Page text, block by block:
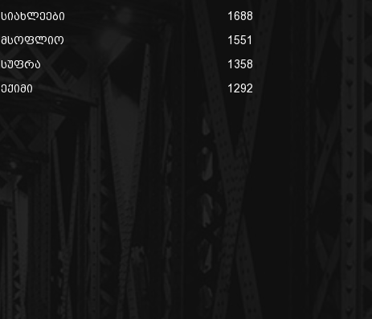
სიახლეები
1688
მსოფლიო
1551
სუფრა
1358
ექიმი
1292